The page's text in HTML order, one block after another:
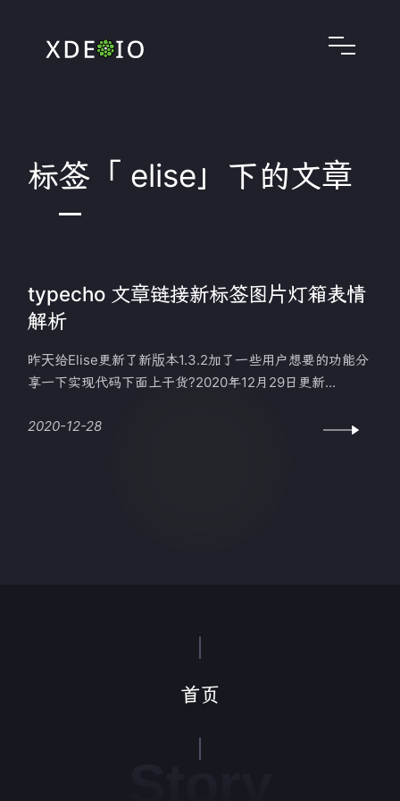
标签「 elise」下的文章
typecho 文章链接新标签图片灯箱表情
解析
昨天给Elise更新了新版本1.3.2加了一些用户想要的功能分
享一下实现代码下面上干货?2020年12月29日更新...
2020-12-28
首页